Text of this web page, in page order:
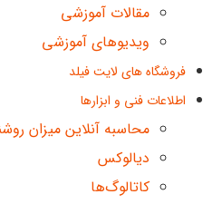
مقالات آموزشی
ویدیوهای آموزشی
فروشگاه های لایت فیلد
اطلاعات فنی و ابزارها
محاسبه آنلاین میزان
دیالوکس
کاتالوگ‌ها